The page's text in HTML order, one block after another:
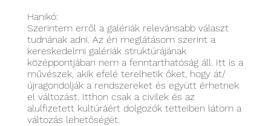
Hanikó:
Szerintem erről a galériák relevánsabb választ
tudnának adni. Az én meglátásom szerint a
kereskedelmi galériák struktúrájának
középpontjában nem a fenntarthatóság áll. Itt is a
művészek, akik efelé terelhetik őket, hogy át/
újragondolják a rendszereket és együtt érhetnek
el változást. Itthon csak a civilek és az
alulfizetett kultúráért dolgozók tetteiben látom a
változás lehetőségét.